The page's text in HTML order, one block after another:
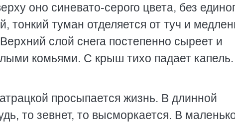
оно синевато-серого цвета, без
тонкий туман отделяется от туч и
слой снега постепенно сыреет и
комьями. С крыш тихо падает капель.
просыпается жизнь. В длинной
то зевнет, то высморкается. В